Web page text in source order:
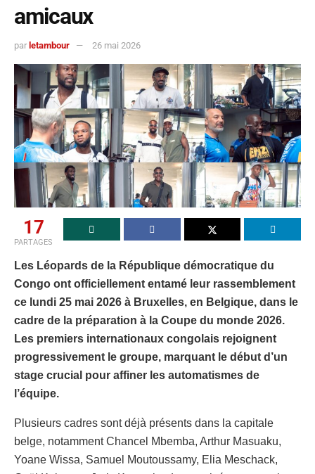
amicaux
par letambour 26 mai 2026
17
PARTAGES
Les Léopards de la République démocratique du
Congo ont officiellement entamé leur rassemblement
ce lundi 25 mai 2026 à Bruxelles, en Belgique, dans le
cadre de la préparation à la Coupe du monde 2026.
Les premiers internationaux congolais rejoignent
progressivement le groupe, marquant le début d’un
stage crucial pour affiner les automatismes de
l’équipe.
Plusieurs cadres sont déjà présents dans la capitale
belge, notamment Chancel Mbemba, Arthur Masuaku,
Yoane Wissa, Samuel Moutoussamy, Elia Meschack,